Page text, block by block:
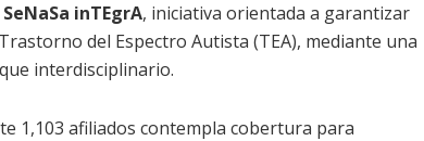
SeNaSa inTEgrA, iniciativa orientada a garantizar
del Espectro Autista (TEA), mediante una
interdisciplinario.
1,103 afiliados contempla cobertura para